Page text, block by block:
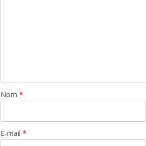
Nom *
E-mail *